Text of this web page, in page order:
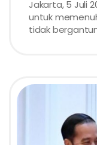
Jakarta, 5 Juli
untuk
tidak